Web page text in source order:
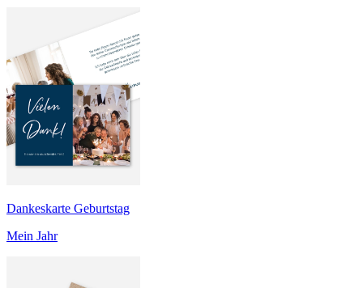
Dankeskarte Geburtstag
Mein Jahr